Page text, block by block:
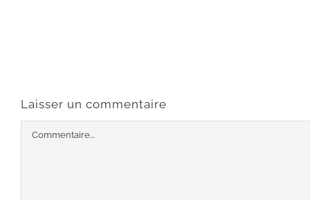
Laisser un commentaire
Commentaire